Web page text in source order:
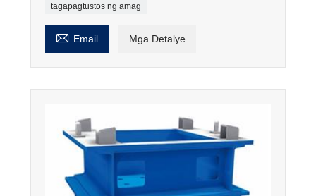
tagapagtustos ng amag
 Email Mga Detalye